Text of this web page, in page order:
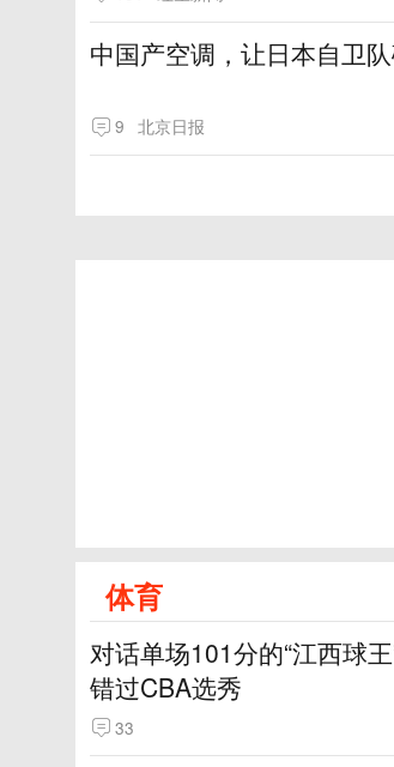
中国产空调，让日本自卫队
9 北京日报
体育
对话单场101分的“江西球
错过CBA选秀
33